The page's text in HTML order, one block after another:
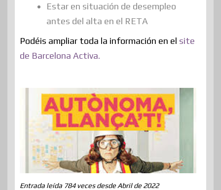
Estar en situación de desempleo
antes del alta en el RETA
Podéis ampliar toda la información en el site
de Barcelona Activa.
Entrada leída 784 veces desde Abril de 2022